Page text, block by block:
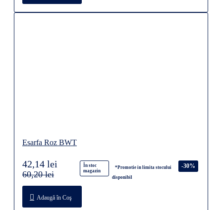
Esarfa Roz BWT
În stoc
magazin
*Promotie in limita stocului
disponibil
-30%
42,14 lei
60,20 lei
Adaugă în Coş